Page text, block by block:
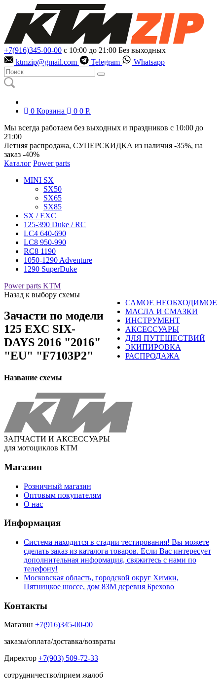
+7(916)345-00-00 с 10:00 до 21:00 Без выходных
ktmzip@gmail.com
Telegram Whatsapp
0 Корзина 0 0 Р.
Мы всегда работаем без выходных и праздников с 10:00 до
21:00
Летняя распродажа, СУПЕРСКИДКА из наличия -35%, на
заказ -40%
Каталог Power parts
MINI SX
SX50
SX65
SX85
SX / EXC
125-390 Duke / RC
LC4 640-690
LC8 950-990
RC8 1190
1050-1290 Adventure
1290 SuperDuke
Power parts KTM
САМОЕ НЕОБХОДИМОЕ
МАСЛА И СМАЗКИ
ИНСТРУМЕНТ
АКСЕССУАРЫ
ДЛЯ ПУТЕШЕСТВИЙ
ЭКИПИРОВКА
РАСПРОДАЖА
Назад к выбору схемы
Зачасти по модели
125 EXC SIX-
DAYS 2016 "2016"
"EU" "F7103P2"
Название схемы
ЗАПЧАСТИ И АКСЕССУАРЫ
для мотоциклов КТМ
Магазин
Розничный магазин
Оптовым покупателям
О нас
Информация
Система находится в стадии тестирования! Вы можете
сделать заказ из каталога товаров. Если Вас интересует
дополнительная информация, свяжитесь с нами по
телефону!
Московская область, городской округ Химки,
Пятницкое шоссе, дом 83М деревня Брехово
Контакты
Магазин +7(916)345-00-00
заказы/оплата/доставка/возвраты
Директор +7(903) 509-72-33
сотрудничество/прием жалоб